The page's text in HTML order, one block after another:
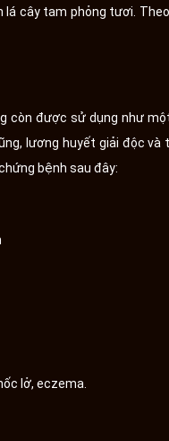
cây tam phỏng tươi.
còn được sử dụng như
lương huyết giải độc
bệnh sau đây:
lở, eczema.